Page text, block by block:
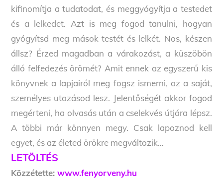
kifinomítja a tudatodat, és meggyógyítja a testedet
és a lelkedet. Azt is meg fogod tanulni, hogyan
gyógyítsd meg mások testét és lelkét. Nos, készen
állsz? Érzed magadban a várakozást, a küszöbön
álló felfedezés örömét? Amit ennek az egyszerű kis
könyvnek a lapjairól meg fogsz ismerni, az a saját,
személyes utazásod lesz. Jelentőségét akkor fogod
megérteni, ha olvasás után a cselekvés útjára lépsz.
A többi már könnyen megy. Csak lapoznod kell
egyet, és az életed örökre megváltozik…
LETÖLTÉS
Közzétette:www.fenyorveny.hu